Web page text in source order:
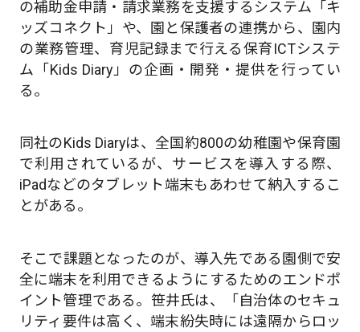
の補助金申請・請求業務を支援するシステム「キ
ッズコネクト」や、園と保護者の連携から、園内
の業務管理、育児記録まで行える保育ICTシステ
ム「Kids Diary」の企画・開発・提供を行ってい
る。
同社のKids Diaryは、全国約800の幼稚園や保育園
で利用されているが、サービスを導入する際、
iPadなどのタブレット端末もあわせて納入するこ
とがある。
そこで課題となったのが、導入先である園側で安
全に端末を利用できるようにするためのエンドポ
イント管理である。笹井氏は、「自治体のセキュ
リティ要件は高く、端末紛失時には遠隔からロッ